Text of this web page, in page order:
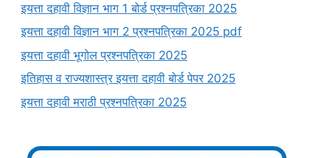
इयत्ता दहावी विज्ञान भाग 1 बोर्ड प्रश्नपत्रिका 2025
इयत्ता दहावी विज्ञान भाग 2 प्रश्नपत्रिका 2025 pdf
इयत्ता दहावी भूगोल प्रश्नपत्रिका 2025
इतिहास व राज्यशास्त्र इयत्ता दहावी बोर्ड पेपर 2025
इयत्ता दहावी मराठी प्रश्नपत्रिका 2025